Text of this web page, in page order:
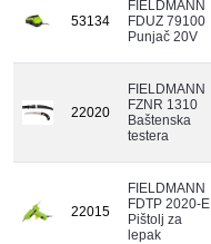
53134
FIELDMANN
FDUZ 79100
Punjač 20V
22020
FIELDMANN
FZNR 1310
Baštenska
testera
22015
FIELDMANN
FDTP 2020-E
Pištolj za
lepak